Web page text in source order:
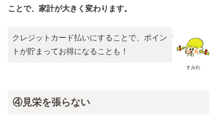
ことで、家計が大きく変わります。
すみれ
クレジットカード払いにすることで、ポイン
トが貯まってお得になることも！
④見栄を張らない